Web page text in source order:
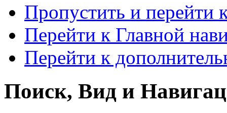
Пропустить и перейти
Перейти к Главной
Перейти к
Поиск, Вид и